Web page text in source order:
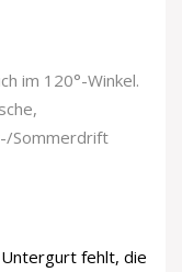
im 120°-Winkel.
Sommerdrift
fehlt, die